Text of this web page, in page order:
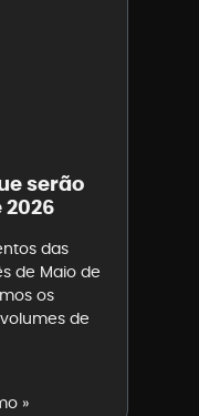
serão
das
de Maio de
os
de
»